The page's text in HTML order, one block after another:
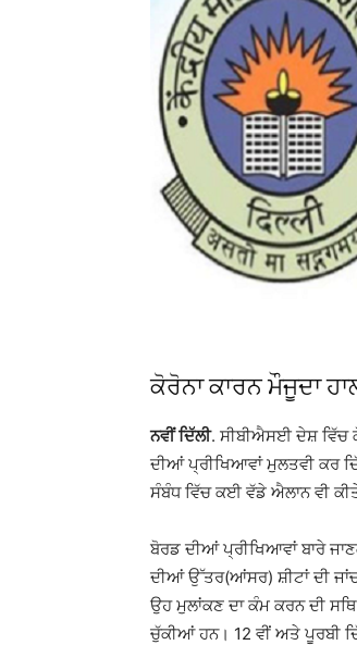
ਕੋਰੋਨਾ ਕਾਰਨ ਮੌਜੂਦਾ
ਨਵੀਂ ਦਿੱਲੀ. ਸੀਬੀਐਸਈ ਦੇਸ਼ ਵਿੱਚ
ਦੀਆਂ ਪ੍ਰੀਖਿਆਵਾਂ ਮੁਲਤਵੀ ਕਰ
ਸੰਬੰਧ ਵਿੱਚ ਕਈ ਵੱਡੇ ਐਲਾਨ ਵੀ
ਬੋਰਡ ਦੀਆਂ ਪ੍ਰੀਖਿਆਵਾਂ ਬਾਰੇ
ਦੀਆਂ ਉੱਤਰ(ਆਂਸਰ) ਸ਼ੀਟਾਂ ਦੀ ਜਾਂਚ
ਉਹ ਮੁਲਾਂਕਣ ਦਾ ਕੰਮ ਕਰਨ ਦੀ
ਚੁੱਕੀਆਂ ਹਨ। 12 ਵੀਂ ਅਤੇ ਪੂਰਬੀ